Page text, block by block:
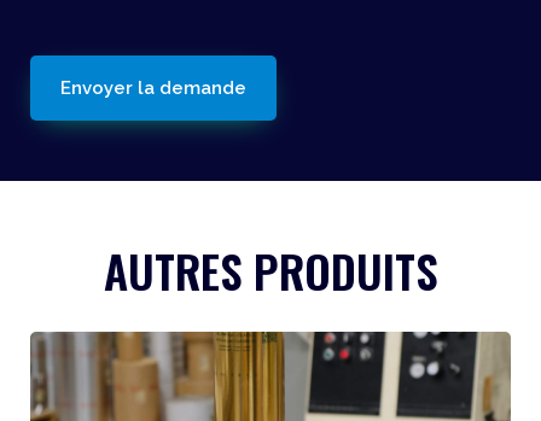
AUTRES PRODUITS